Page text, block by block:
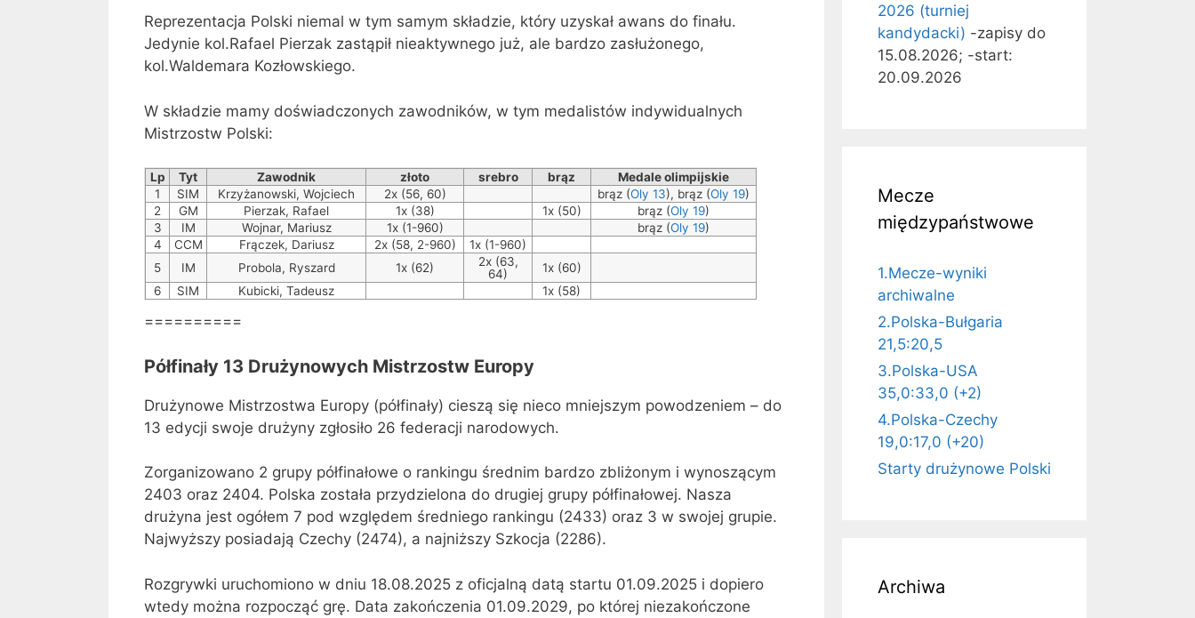
6½ Wojnar, Mariusz 2396
TC
IA Wojnar, Mariusz
Reprezentacja Polski niemal w tym samym składzie, który uzyskał awans do finału.
Jedynie kol.Rafael Pierzak zastąpił nieaktywnego już, ale bardzo zasłużonego,
kol.Waldemara Kozłowskiego.
W składzie mamy doświadczonych zawodników, w tym medalistów indywidualnych
Mistrzostw Polski:
Lp Tyt Zawodnik złoto srebro brąz
Medale olimpijskie
1
SIM Krzyżanowski, Wojciech 2x (56, 60) brąz (Oly 13), brąz (Oly 19)
2
GM Pierzak, Rafael 1x (38) 1x (50) brąz (Oly 19)
3
IM Wojnar, Mariusz 1x (1-960) brąz (Oly 19)
4
CCM Frączek, Dariusz 2x (58, 2-960)
1x (1-960)
5
IM Probola, Ryszard 1x (62)
2x (63,
64)
1x (60)
6
SIM Kubicki, Tadeusz 1x (58)
==========
Półfinały 13 Drużynowych Mistrzostw Europy
Drużynowe Mistrzostw​a Europy (półfinały) cieszą się nieco mniejszym powodzeniem – do
13 edycji swoje drużyny zgłosiło 26 federacji narodowych.
Zorganizowano 2 grupy półfinałowe o rankingu średnim bardzo zbliżonym i wynoszącym
2403 oraz 2404. Polska została przydzielona do drugiej grupy półfinałowej. Nasza
drużyna jest ogółem 7 pod względem średniego rankingu (2433) oraz 3 w swojej grupie.
Najwyższy posiadają Czechy (2474), a najniższy Szkocja (2286).
Rozgrywki uruchomiono w dniu 18.08.2025 z oficjalną datą startu 01.09.2025 i dopiero
wtedy można rozpocząć grę. Data zakończenia 01.09.2029, po której niezakończone
2026 (turniej
kandydacki) -zapisy do
15.08.2026; -start:
20.09.2026
Mecze
międzypaństwowe
1.Mecze-wyniki
archiwalne
2.Polska-Bułgaria
21,5:20,5
3.Polska-USA
35,0:33,0 (+2)
4.Polska-Czechy
19,0:17,0 (+20)
Starty drużynowe Polski
Archiwa